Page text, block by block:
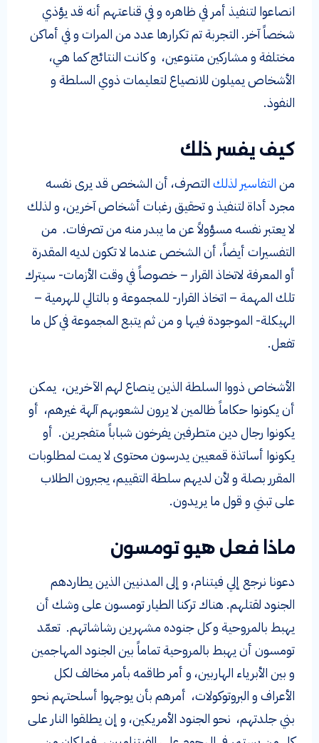
انصاعوا لتنفيذ أمر في ظاهره و في قناعتهم أنه قد يؤذي
شخصاً آخر. التجربة تم تكرارها عدد من المرات و في أماكن
مختلفة و مشاركين متنوعين، و كانت النتائج كما هي،
الأشخاص يميلون للانصياع لتعليمات ذوي السلطة و
النفوذ.
كيف يفسر ذلك
منالتفاسير لذلكالتصرف، أن الشخص قد يرى نفسه
مجرد أداة لتنفيذ و تحقيق رغبات أشخاص آخرين، و لذلك
لا يعتبر نفسه مسؤولاً عن ما يبدر منه من تصرفات. من
التفسيرات أيضاً، أن الشخص عندما لا تكون لديه المقدرة
أو المعرفة لاتخاذ القرار – خصوصاً في وقت الأزمات- سيترك
تلك المهمة – اتخاذ القرار- للمجموعة و بالتالي للهرمية –
الهيكلة- الموجودة فيها و من ثم يتبع المجموعة في كل ما
تفعل.
الأشخاص ذووا السلطة الذين ينصاع لهم الآخرين، يمكن
أن يكونوا حكاماً ظالمين لا يرون لشعوبهم آلهة غيرهم، أو
يكونوا رجال دين متطرفين يفرخون شباباً متفجرين. أو
يكونوا أساتذة قمعيين يدرسون محتوى لا يمت لمطلوبات
المقرر بصلة و لأن لديهم سلطة التقييم، يجبرون الطلاب
على تبني و قول ما يريدون.
ماذا فعل هيو تومسون
دعونا نرجع إلي فيتنام، و إلى المدنيين الذين يطاردهم
الجنود لقتلهم. هناك تركنا الطيار تومسون على وشك أن
يهبط بالمروحية و كل جنوده مشهرين رشاشاتهم. تعمّد
تومسون أن يهبط بالمروحية تماماً بين الجنود المهاجمين
و بين الأبرياء الهاربين، و أمر طاقمه بأمر مخالف لكل
الأعراف و البروتوكولات، أمرهم بأن يوجهوا أسلحتهم نحو
بني جلدتهم، نحو الجنود الأمريكين، و إن يطلقوا النار على